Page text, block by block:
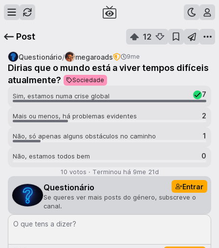
Post 12
Questionário/ megaroads 9me
Dirias que o mundo está a viver tempos difíceis
atualmente?
Sociedade
Sim, estamos numa crise global 7
Mais ou menos, há problemas evidentes 2
Não, só apenas alguns obstáculos no caminho 1
Não, estamos todos bem 0
10 votos · Terminou há 9me 21d
Questionário Entrar
Se queres ver mais posts do género, subscreve o
canal.
O que tens a dizer?